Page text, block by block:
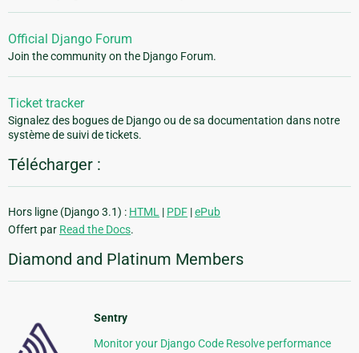
Official Django Forum
Join the community on the Django Forum.
Ticket tracker
Signalez des bogues de Django ou de sa documentation dans notre
système de suivi de tickets.
Télécharger :
Hors ligne (Django 3.1) : HTML | PDF |ePub
Offert par Read the Docs.
Diamond and Platinum Members
Sentry
Monitor your Django Code Resolve performance